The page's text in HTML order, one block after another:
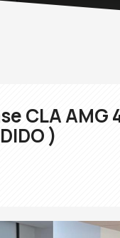
CLA
)